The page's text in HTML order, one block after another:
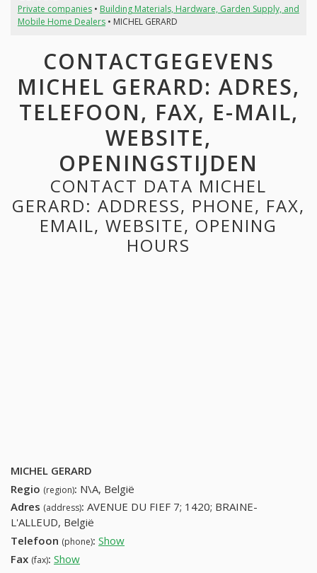
Private companies• Building Materials, Hardware, Garden Supply, and
Mobile Home Dealers• MICHEL GERARD
CONTACTGEGEVENS
MICHEL GERARD: ADRES,
TELEFOON, FAX, E-MAIL,
WEBSITE,
OPENINGSTIJDEN
CONTACT DATA MICHEL
GERARD: ADDRESS, PHONE, FAX,
EMAIL, WEBSITE, OPENING
HOURS
MICHEL GERARD
Regio (region): N\A, België
Adres (address): AVENUE DU FIEF 7; 1420; BRAINE-
L'ALLEUD, België
Telefoon (phone): Show
Fax (fax): Show